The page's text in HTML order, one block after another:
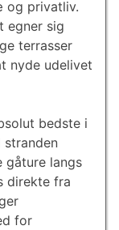
og privatliv.
egner sig
terrasser
nyde udelivet
bedste i
gåture langs
direkte fra
for